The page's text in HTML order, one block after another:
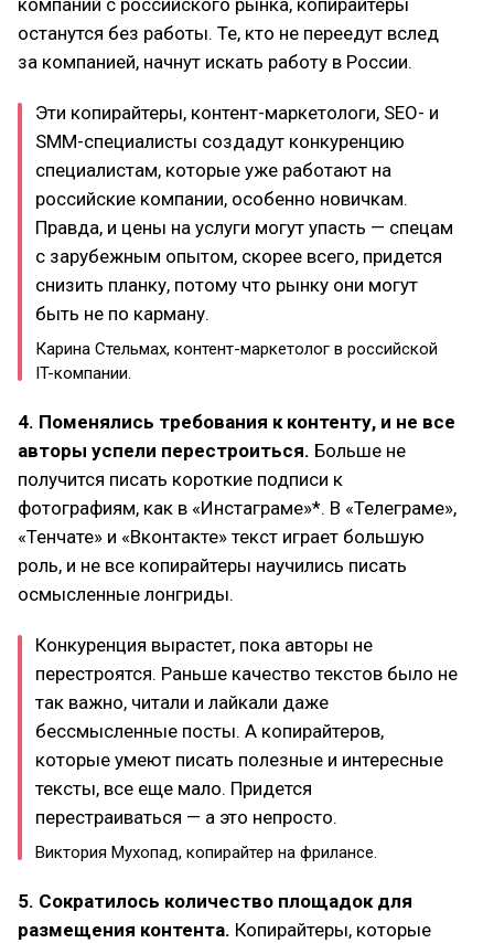
останутся без работы. Те, кто не переедут вслед
за компанией, начнут искать работу в России.
Эти копирайтеры, контент-маркетологи, SEO- и
SMM-специалисты создадут конкуренцию
специалистам, которые уже работают на
российские компании, особенно новичкам.
Правда, и цены на услуги могут упасть — спецам
с зарубежным опытом, скорее всего, придется
снизить планку, потому что рынку они могут
быть не по карману.
Карина Стельмах, контент-маркетолог в российской
IT-компании.
4. Поменялись требования к контенту, и не все
авторы успели перестроиться. Больше не
получится писать короткие подписи к
фотографиям, как в «Инстаграме»*. В «Телеграме»,
«Тенчате» и «Вконтакте» текст играет большую
роль, и не все копирайтеры научились писать
осмысленные лонгриды.
Конкуренция вырастет, пока авторы не
перестроятся. Раньше качество текстов было не
так важно, читали и лайкали даже
бессмысленные посты. А копирайтеров,
которые умеют писать полезные и интересные
тексты, все еще мало. Придется
перестраиваться — а это непросто.
Виктория Мухопад, копирайтер на фрилансе.
5. Сократилось количество площадок для
размещения контента. Копирайтеры, которые